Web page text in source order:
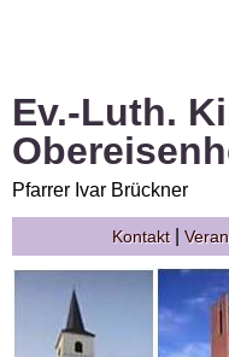
Ev.-Luth.
Pfarrer Ivar Brückner
Kontakt|